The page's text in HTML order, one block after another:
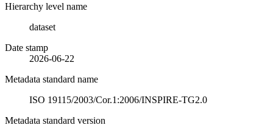
Hierarchy level name
dataset
Date stamp
2026-06-22
Metadata standard name
ISO 19115/2003/Cor.1:2006/INSPIRE-TG2.0
Metadata standard version